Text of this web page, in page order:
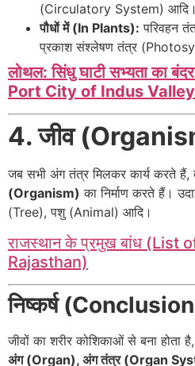
(Circulatory System) आदि।
पौधों में (In Plants): परिवहन
प्रकाश संश्लेषण तंत्र
लोथल: सिंधु घाटी सभ्यता का
Port City of Indus
4. जीव
जब सभी अंग तंत्र मिलकर कार्य करते
(Organism) का निर्माण करते हैं।
(Tree), पशु (Animal) आदि।
राजस्थान के प्रमुख बांध (List
Rajasthan)
निष्कर्ष
जीवों का शरीर कोशिकाओं से बना होता
अंग (Organ), अंग तंत्र (Organ